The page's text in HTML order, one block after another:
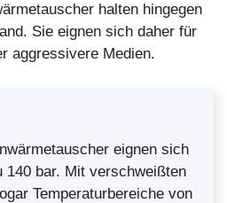
halten hingegen
Sie eignen sich daher für
aggressivere Medien.
eignen sich
140 bar. Mit verschweißten
Temperaturbereiche von